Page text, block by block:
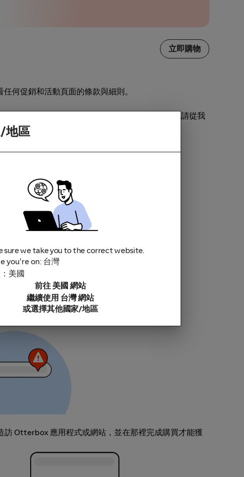
立即購物
何促銷和活動頁面的條款與細則。
訪商家時因為應用程式更新或下載畫面而中斷，請從我
導致無法追蹤你的現金回饋。部分範例包括：
Otterbox 應用程式或網站，並在那裡完成購買才能獲
地區
sure we take you to the correct website.
you're on: 台灣
美國
前往 美國 網站
繼續使用 台灣 網站
或選擇其他國家/地區